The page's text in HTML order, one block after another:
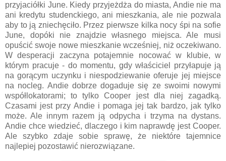
przyjaciółki June. Kiedy przyjeżdża do miasta, Andie nie ma
ani kredytu studenckiego, ani mieszkania, ale nie pozwala
aby to ją zniechęciło. Przez pierwsze kilka nocy śpi na sofie
June, dopóki nie znajdzie własnego miejsca. Ale musi
opuścić swoje nowe mieszkanie wcześniej, niż oczekiwano.
W desperacji zaczyna potajemnie nocować w klubie, w
którym pracuje - do momentu, gdy właściciel przyłapuje ją
na gorącym uczynku i niespodziewanie oferuje jej miejsce
na nocleg. Andie dobrze dogaduje się ze swoimi nowymi
współlokatorami; to tylko Cooper jest dla niej zagadką.
Czasami jest przy Andie i pomaga jej tak bardzo, jak tylko
może. Ale innym razem ją odpycha i trzyma na dystans.
Andie chce wiedzieć, dlaczego i kim naprawdę jest Cooper.
Ale szybko zdaje sobie sprawę, że niektóre tajemnice
najlepiej pozostawić nierozwiązane.